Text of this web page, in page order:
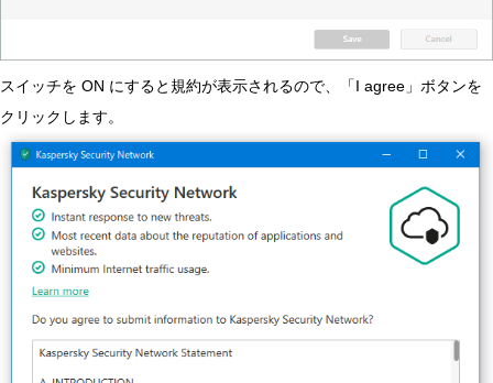
スイッチを ON にすると規約が表示されるので、「I agree」ボタンを
クリックします。